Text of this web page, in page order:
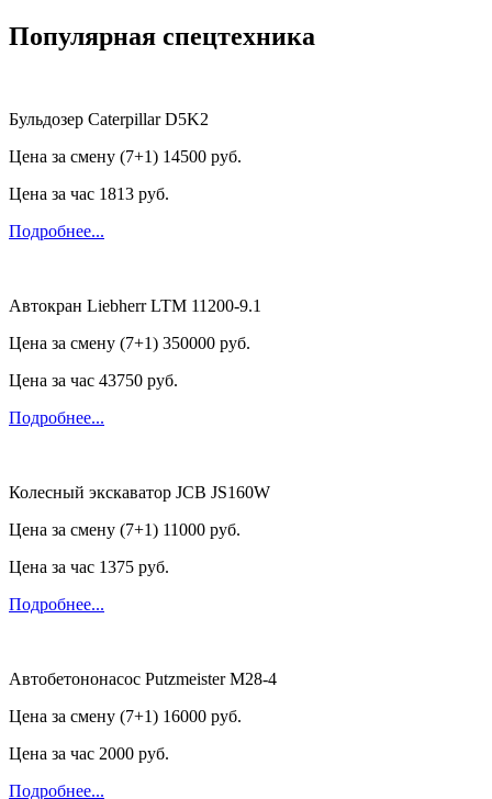
Популярная спецтехника
Бульдозер Caterpillar D5K2
Цена за смену (7+1) 14500 руб.
Цена за час 1813 руб.
Подробнее...
Автокран Liebherr LTM 11200-9.1
Цена за смену (7+1) 350000 руб.
Цена за час 43750 руб.
Подробнее...
Колесный экскаватор JCB JS160W
Цена за смену (7+1) 11000 руб.
Цена за час 1375 руб.
Подробнее...
Автобетононасос Putzmeister M28-4
Цена за смену (7+1) 16000 руб.
Цена за час 2000 руб.
Подробнее...